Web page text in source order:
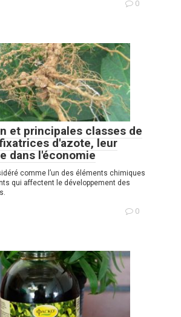
0
et principales classes de
d'azote, leur
dans l'économie
comme l’un des éléments chimiques
qui affectent le développement des
0